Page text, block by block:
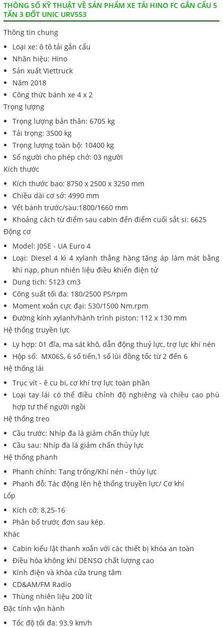
THÔNG SỐ KỸ THUẬT VỀ SẢN PHẨM XE TẢI HINO FC GẮN CẨU 5
TẤN 3 ĐỐT UNIC URV553
Thông tin chung
Loại xe: ô tô tải gắn cẩu
Nhãn hiệu: Hino
Sản xuất Viettruck
Năm 2018
Công thức bánh xe 4 x 2
Trọng lượng
Trọng lượng bản thân: 6705 kg
Tải trọng: 3500 kg
Trọng lượng toàn bộ: 10400 kg
Số người cho phép chở: 03 người
Kích thước
Kích thước bao: 8750 x 2500 x 3250 mm
Chiều dài cơ sở: 4990 mm
Vết bánh trước/sau:1800/1660 mm
Khoảng cách từ điểm sau cabin đến điểm cuối sắt si: 6625
Động cơ
Model: J05E - UA Euro 4
Loại: Diesel 4 kì 4 xylanh thẳng hàng tăng áp làm mát bằng
khí nạp, phun nhiên liệu điều khiển điện tử
Dung tich: 5123 cm3
Công suất tối đa: 180/2500 PS/rpm
Moment xoắn cực đại: 530/1500 Nm.rpm
Đường kính xylanh/hành trình piston: 112 x 130 mm
Hệ thống truyền lực
Ly hợp: 01 đĩa, ma sát khô, dẫn động thuỷ lực, trợ lực khí nén
Hộp số: MX06S, 6 số tiến,1 số lùi đồng tốc từ 2 đến 6
Hệ thống lái
Trục vít - ê cu bi, cơ khí trợ lực toàn phần
Loại tay lái có thể điều chỉnh độ nghiêng và chiều cao phù
hợp tư thế người ngồi
Hệ thống treo
Cầu trước: Nhíp đa lá giảm chấn thủy lực
Cầu sau: Nhíp đa lá giảm chấn thủy lực
Hệ thống phanh
Phanh chính: Tang trống/Khí nén - thủy lực
Phanh đỗ: Tác động lên hệ thống truyền lực/ Cơ khí
Lốp
Kích cỡ: 8.25-16
Phân bố trước đơn sau kép.
Khác
Cabin kiểu lật thanh xoắn với các thiết bị khóa an toàn
Điều hòa không khí DENSO chất lượng cao
Kính điện và khóa cửa trung tâm
CD&AM/FM Radio
Thùng nhiên liệu 200 lít
Đặc tính vận hành
Tốc độ tối đa: 93.9 km/h